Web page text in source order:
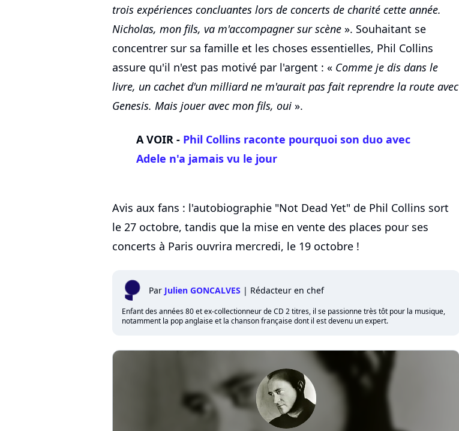
trois expériences concluantes lors de concerts de charité cette année.
Nicholas, mon fils, va m'accompagner sur scène ». Souhaitant se
concentrer sur sa famille et les choses essentielles, Phil Collins
assure qu'il n'est pas motivé par l'argent : « Comme je dis dans le
livre, un cachet d'un milliard ne m'aurait pas fait reprendre la route avec
Genesis. Mais jouer avec mon fils, oui ».
A VOIR - Phil Collins raconte pourquoi son duo avec
Adele n'a jamais vu le jour
Avis aux fans : l'autobiographie "Not Dead Yet" de Phil Collins sort
le 27 octobre, tandis que la mise en vente des places pour ses
concerts à Paris ouvrira mercredi, le 19 octobre !
Par Julien GONCALVES | Rédacteur en chef
Enfant des années 80 et ex-collectionneur de CD 2 titres, il se passionne très tôt pour la musique,
notamment la pop anglaise et la chanson française dont il est devenu un expert.